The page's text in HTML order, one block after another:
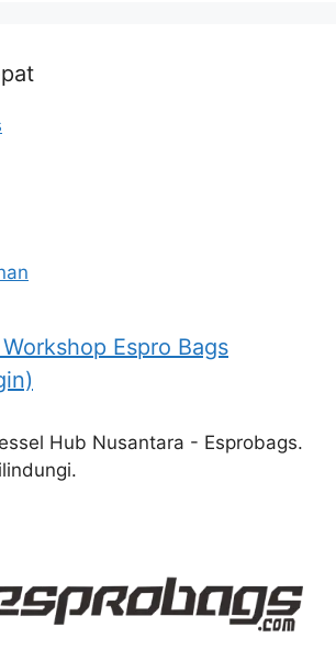
Espro Bags
Hub Nusantara - Esprobags.